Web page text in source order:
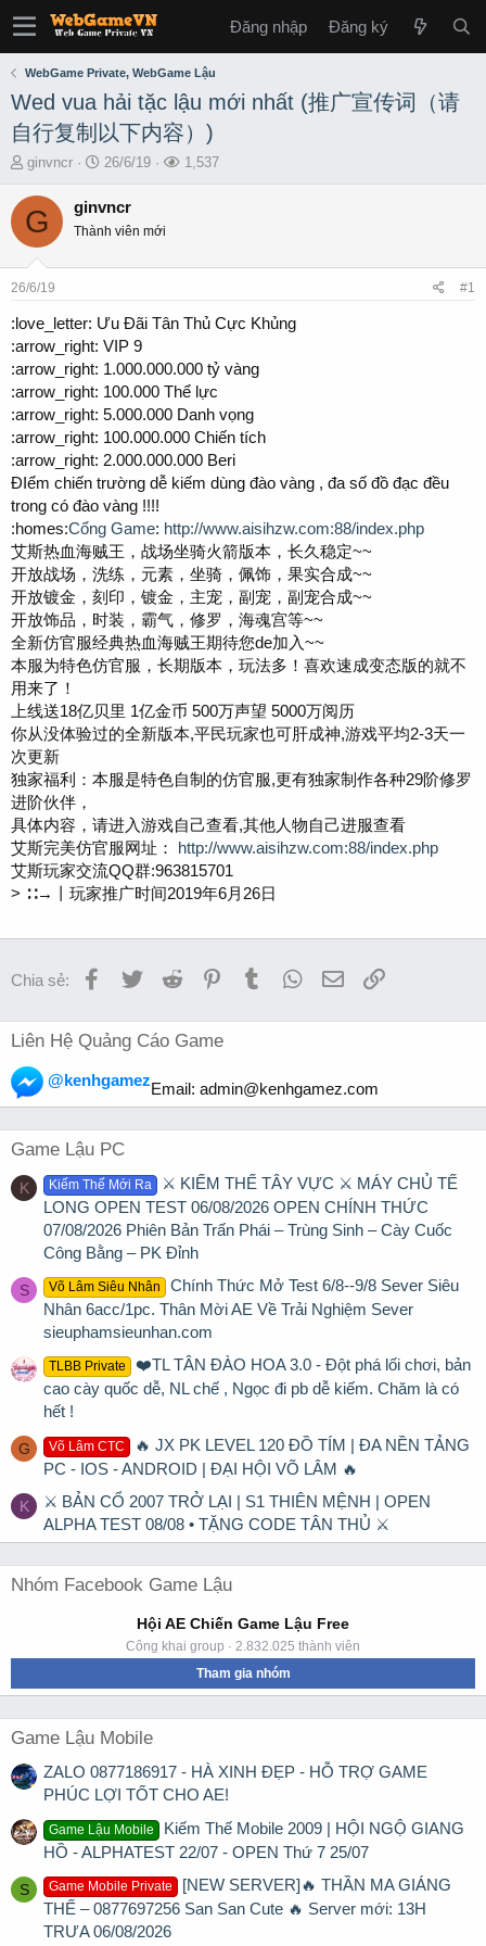
Đăng nhập Đăng ký
WebGame Private, WebGame Lậu
Wed vua hải tặc lậu mới nhất (推广宣传词（请
自行复制以下内容）)
T
r
e
s
a
t
e
r
ginvncr
S
a
t
e
26/6/19
L1,537
G ginvncr
Thành viên mới
26/6/19 #1
:love_letter: Ưu Đãi Tân Thủ Cực Khủng
:arrow_right: VIP 9
:arrow_right: 1.000.000.000 tỷ vàng
:arrow_right: 100.000 Thể lực
:arrow_right: 5.000.000 Danh vọng
:arrow_right: 100.000.000 Chiến tích
:arrow_right: 2.000.000.000 Beri
ĐIểm chiến trường dễ kiếm dùng đào vàng , đa số đồ đạc đều
trong có đào vàng !!!!
:homes:Cổng Game: http://www.aisihzw.com:88/index.php
艾斯热血海贼王，战场坐骑火箭版本，长久稳定~~
开放战场，洗练，元素，坐骑，佩饰，果实合成~~
开放镀金，刻印，镀金，主宠，副宠，副宠合成~~
开放饰品，时装，霸气，修罗，海魂宫等~~
全新仿官服经典热血海贼王期待您de加入~~
本服为特色仿官服，长期版本，玩法多！喜欢速成变态版的就不
用来了！
上线送18亿贝里 1亿金币 500万声望 5000万阅历
你从没体验过的全新版本,平民玩家也可肝成神,游戏平均2-3天一
次更新
独家福利：本服是特色自制的仿官服,更有独家制作各种29阶修罗
进阶伙伴，
具体内容，请进入游戏自己查看,其他人物自己进服查看
艾斯完美仿官服网址： http://www.aisihzw.com:88/index.php
艾斯玩家交流QQ群:963815701
> ∷→丨玩家推广时间2019年6月26日
Chia sẻ: Facebook
TwitterReddit PinterestTumblrWhatsApp
EmailLink
Liên Hệ Quảng Cáo Game
@kenhgamezEmail: admin@kenhgamez.com
Game Lậu PC
K Kiếm Thế Mới Ra
⚔️ KIẾM THẾ TÂY VỰC ⚔️ MÁY CHỦ TẾ
LONG OPEN TEST 06/08/2026 OPEN CHÍNH THỨC
07/08/2026 Phiên Bản Trấn Phái – Trùng Sinh – Cày Cuốc
Công Bằng – PK Đỉnh
S Võ Lâm Siêu Nhân
Chính Thức Mở Test 6/8--9/8 Sever Siêu
Nhân 6acc/1pc. Thân Mời AE Về Trải Nghiệm Sever
sieuphamsieunhan.com
TLBB Private
❤️TL TÂN ĐÀO HOA 3.0 - Đột phá lối chơi, bản
cao cày quốc dễ, NL chế , Ngọc đi pb dễ kiếm. Chăm là có
hết !
G Võ Lâm CTC
🔥 JX PK LEVEL 120 ĐỒ TÍM | ĐA NỀN TẢNG
PC - IOS - ANDROID | ĐẠI HỘI VÕ LÂM 🔥
K
⚔ BẢN CỔ 2007 TRỞ LẠI | S1 THIÊN MỆNH | OPEN
ALPHA TEST 08/08 • TẶNG CODE TÂN THỦ ⚔
Nhóm Facebook Game Lậu
Hội AE Chiến Game Lậu Free
Công khai group · 2.832.025 thành viên
Tham gia nhóm
Game Lậu Mobile
ZALO 0877186917 - HÀ XINH ĐẸP - HỖ TRỢ GAME
PHÚC LỢI TỐT CHO AE!
Game Lậu Mobile
Kiếm Thế Mobile 2009 | HỘI NGỘ GIANG
HỒ - ALPHATEST 22/07 - OPEN Thứ 7 25/07
S Game Mobile Private
[NEW SERVER]🔥 THẦN MA GIÁNG
THẾ – 0877697256 San San Cute 🔥 Server mới: 13H
TRƯA 06/08/2026